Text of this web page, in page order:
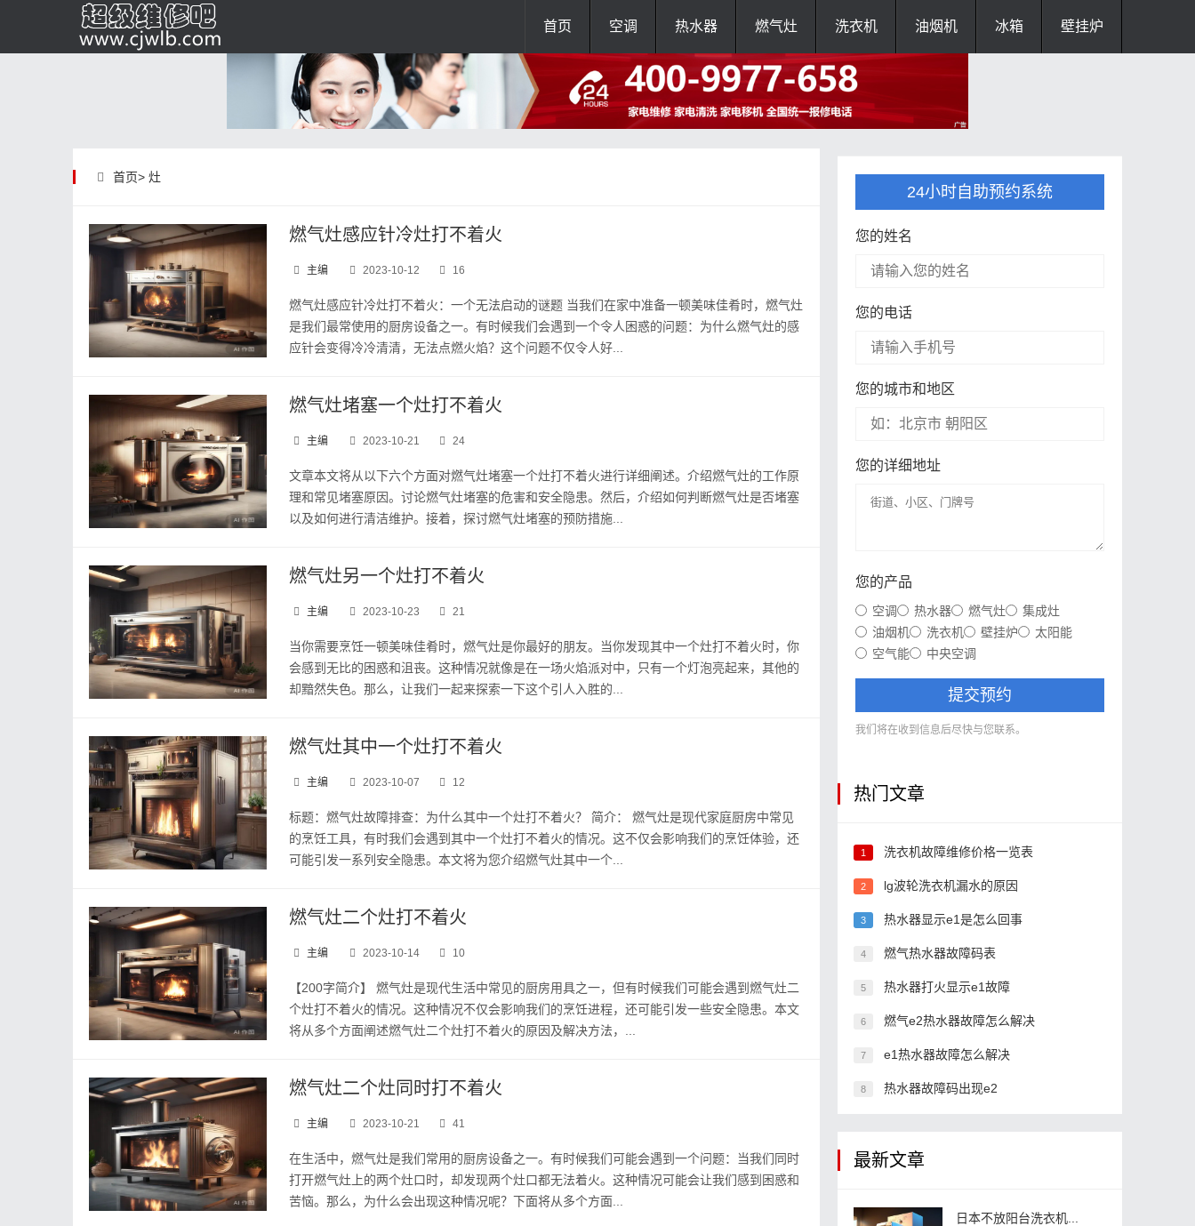
首页 空调 热水器 燃气灶 洗衣机 油烟机 冰箱 壁挂炉
首页> 灶
燃气灶感应针冷灶打不着火
主编 2023-10-12 16
燃气灶感应针冷灶打不着火：一个无法启动的谜题 当我们在家中准备一顿美味佳肴时，燃气灶
是我们最常使用的厨房设备之一。有时候我们会遇到一个令人困惑的问题：为什么燃气灶的感
应针会变得冷冷清清，无法点燃火焰？这个问题不仅令人好...
燃气灶堵塞一个灶打不着火
主编 2023-10-21 24
文章本文将从以下六个方面对燃气灶堵塞一个灶打不着火进行详细阐述。介绍燃气灶的工作原
理和常见堵塞原因。讨论燃气灶堵塞的危害和安全隐患。然后，介绍如何判断燃气灶是否堵塞
以及如何进行清洁维护。接着，探讨燃气灶堵塞的预防措施...
燃气灶另一个灶打不着火
主编 2023-10-23 21
当你需要烹饪一顿美味佳肴时，燃气灶是你最好的朋友。当你发现其中一个灶打不着火时，你
会感到无比的困惑和沮丧。这种情况就像是在一场火焰派对中，只有一个灯泡亮起来，其他的
却黯然失色。那么，让我们一起来探索一下这个引人入胜的...
燃气灶其中一个灶打不着火
主编 2023-10-07 12
标题：燃气灶故障排查：为什么其中一个灶打不着火？ 简介： 燃气灶是现代家庭厨房中常见
的烹饪工具，有时我们会遇到其中一个灶打不着火的情况。这不仅会影响我们的烹饪体验，还
可能引发一系列安全隐患。本文将为您介绍燃气灶其中一个...
燃气灶二个灶打不着火
主编 2023-10-14 10
【200字简介】 燃气灶是现代生活中常见的厨房用具之一，但有时候我们可能会遇到燃气灶二
个灶打不着火的情况。这种情况不仅会影响我们的烹饪进程，还可能引发一些安全隐患。本文
将从多个方面阐述燃气灶二个灶打不着火的原因及解决方法，...
燃气灶二个灶同时打不着火
主编 2023-10-21 41
在生活中，燃气灶是我们常用的厨房设备之一。有时候我们可能会遇到一个问题：当我们同时
打开燃气灶上的两个灶口时，却发现两个灶口都无法着火。这种情况可能会让我们感到困惑和
苦恼。那么，为什么会出现这种情况呢？下面将从多个方面...
24小时自助预约系统
您的姓名
您的电话
您的城市和地区
您的详细地址
您的产品
空调 热水器 燃气灶
集成灶
油烟机
洗衣机 壁挂炉
太阳能
空气能
中央空调
提交预约
我们将在收到信息后尽快与您联系。
热门文章
1 洗衣机故障维修价格一览表
2 lg波轮洗衣机漏水的原因
3 热水器显示e1是怎么回事
4 燃气热水器故障码表
5 热水器打火显示e1故障
6 燃气e2热水器故障怎么解决
7 e1热水器故障怎么解决
8 热水器故障码出现e2
最新文章
日本不放阳台洗衣机...